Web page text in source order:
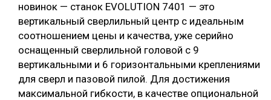
новинок — станок EVOLUTION 7401 — это
вертикальный сверлильный центр с идеальным
соотношением цены и качества, уже серийно
оснащенный сверлильной головой с 9
вертикальными и 6 горизонтальными креплениями
для сверл и пазовой пилой. Для достижения
максимальной гибкости, в качестве опциональной